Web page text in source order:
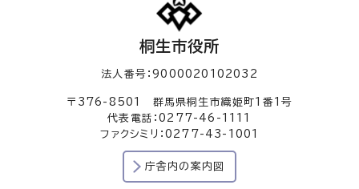
桐生市役所
法人番号：9000020102032
〒376-8501 群馬県桐生市織姫町1番1号
代表電話：0277-46-1111
ファクシミリ：0277-43-1001
庁舎内の案内図